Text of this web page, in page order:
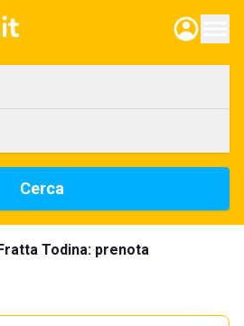
Cerca
Todina: prenota